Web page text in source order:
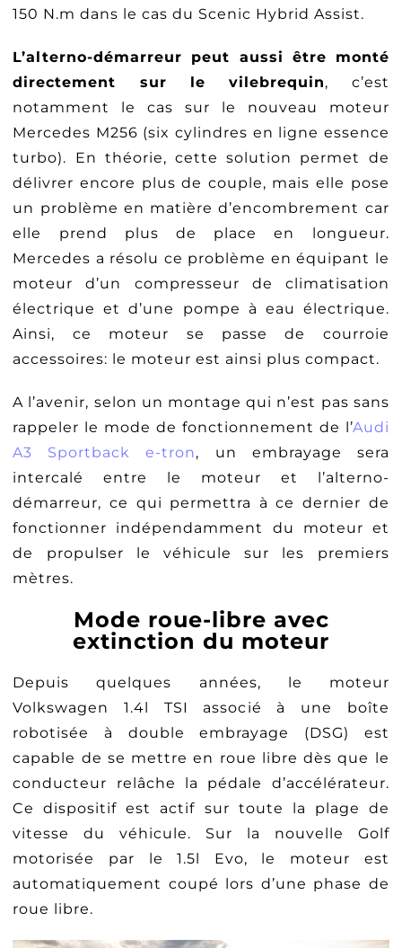
150 N.m dans le cas du Scenic Hybrid Assist.
L’alterno-démarreur peut aussi être monté
directement sur le vilebrequin, c’est
notamment le cas sur le nouveau moteur
Mercedes M256 (six cylindres en ligne essence
turbo). En théorie, cette solution permet de
délivrer encore plus de couple, mais elle pose
un problème en matière d’encombrement car
elle prend plus de place en longueur.
Mercedes a résolu ce problème en équipant le
moteur d’un compresseur de climatisation
électrique et d’une pompe à eau électrique.
Ainsi, ce moteur se passe de courroie
accessoires: le moteur est ainsi plus compact.
A l’avenir, selon un montage qui n’est pas sans
rappeler le mode de fonctionnement de l’Audi
A3 Sportback e-tron, un embrayage sera
intercalé entre le moteur et l’alterno-
démarreur, ce qui permettra à ce dernier de
fonctionner indépendamment du moteur et
de propulser le véhicule sur les premiers
mètres.
Mode roue-libre avec
extinction du moteur
Depuis quelques années, le moteur
Volkswagen 1.4l TSI associé à une boîte
robotisée à double embrayage (DSG) est
capable de se mettre en roue libre dès que le
conducteur relâche la pédale d’accélérateur.
Ce dispositif est actif sur toute la plage de
vitesse du véhicule. Sur la nouvelle Golf
motorisée par le 1.5l Evo, le moteur est
automatiquement coupé lors d’une phase de
roue libre.